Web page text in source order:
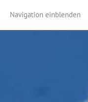
Navigation einblenden